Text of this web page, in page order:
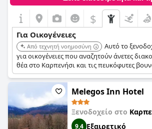
$
Για Οικογένειες
Από τεχνητή νοημοσύνη
Αυτό το
για οικογένειες που αναζητούν άνετες
θέα στο Καρπενήσι και τις πευκόφυτες
Melegos Inn Hotel
Ξενοδοχείο στο
9,4 Εξαιρετικό